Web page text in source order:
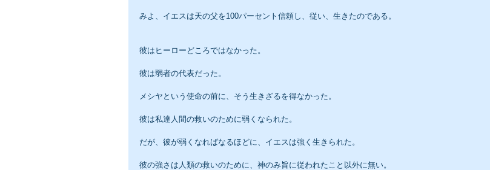
みよ、イエスは天の父を100パーセント信頼し、従い、生きたのである。
彼はヒーローどころではなかった。
彼は弱者の代表だった。
メシヤという使命の前に、そう生きざるを得なかった。
彼は私達人間の救いのために弱くなられた。
だが、彼が弱くなればなるほどに、イエスは強く生きられた。
彼の強さは人類の救いのために、神のみ旨に従われたこと以外に無い。